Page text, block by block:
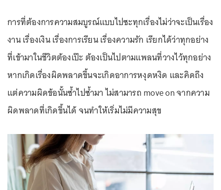
การที่ต้องการความสมบูรณ์แบบไปซะทุกเรื่องไม่ว่าจะเป็นเรื่อง
งาน เรื่องเงิน เรื่องการเรียน เรื่องความรัก เรียกได้ว่าทุกอย่าง
ที่เข้ามาในชีวิตต้องเป๊ะ ต้องเป็นไปตามแพลนที่วางไว้ทุกอย่าง
หากเกิดเรื่องผิดพลาดขึ้นจะเกิดอาการหงุดหงิด และคิดถึง
แต่ความผิดข้อนั้นซ้ำไปซ้ำมา ไม่สามารถ move on จากความ
ผิดพลาดที่เกิดขึ้นได้ จนทำให้เริ่มไม่มีความสุข